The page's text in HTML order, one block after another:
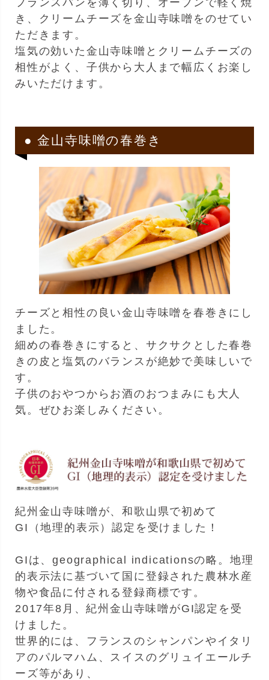
き、クリームチーズを金山寺味噌をのせてい
ただきます。
塩気の効いた金山寺味噌とクリームチーズの
相性がよく、子供から大人まで幅広くお楽し
みいただけます。
● 金山寺味噌の春巻き
チーズと相性の良い金山寺味噌を春巻きにし
ました。
細めの春巻きにすると、サクサクとした春巻
きの皮と塩気のバランスが絶妙で美味しいで
す。
子供のおやつからお酒のおつまみにも大人
気。ぜひお楽しみください。
紀州金山寺味噌が、和歌山県で初めて
GI（地理的表示）認定を受けました！
GIは、geographical indicationsの略。地理
的表示法に基づいて国に登録された農林水産
物や食品に付される登録商標です。
2017年8月、紀州金山寺味噌がGI認定を受
けました。
世界的には、フランスのシャンパンやイタリ
アのパルマハム、スイスのグリュイエールチ
ーズ等があり、